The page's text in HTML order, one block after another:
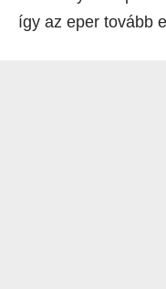
így az eper tovább